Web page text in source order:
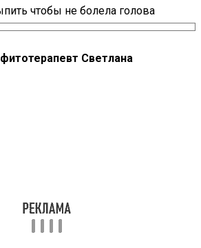
чтобы не болела голова
Светлана